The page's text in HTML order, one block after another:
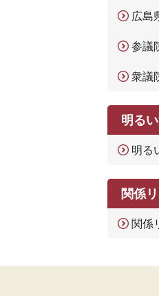
広島
参議
衆議
明る
明る
関係
関係